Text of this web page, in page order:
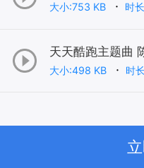
大小:753 KB 时
天天酷跑主题曲
大小:498 KB 时